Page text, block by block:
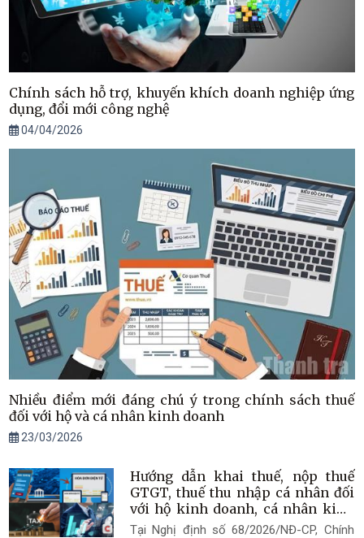
Chính sách hỗ trợ, khuyến khích doanh nghiệp ứng
dụng, đổi mới công nghệ
04/04/2026
Nhiều điểm mới đáng chú ý trong chính sách thuế
đối với hộ và cá nhân kinh doanh
23/03/2026
Hướng dẫn khai thuế, nộp thuế
GTGT, thuế thu nhập cá nhân đối
với hộ kinh doanh, cá nhân kinh
doanh
Tại Nghị định số 68/2026/NĐ-CP, Chính